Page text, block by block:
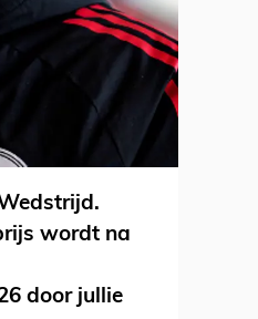
wordt na
door jullie